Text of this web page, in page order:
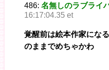
486: 名無しのラブライ
16:17:04.35 et
覚醒前は絵本作家にな
のままでめちゃかわ